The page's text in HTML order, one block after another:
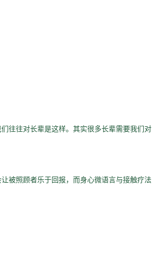
往往对长辈是这样。其实很多长辈需要我们对
被照顾者乐于回报，而身心微语言与接触疗法